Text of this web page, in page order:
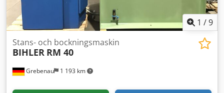
1 /9
Grebenau 1 193 km
Stans- och bockningsmaskin
BIHLER RM 40